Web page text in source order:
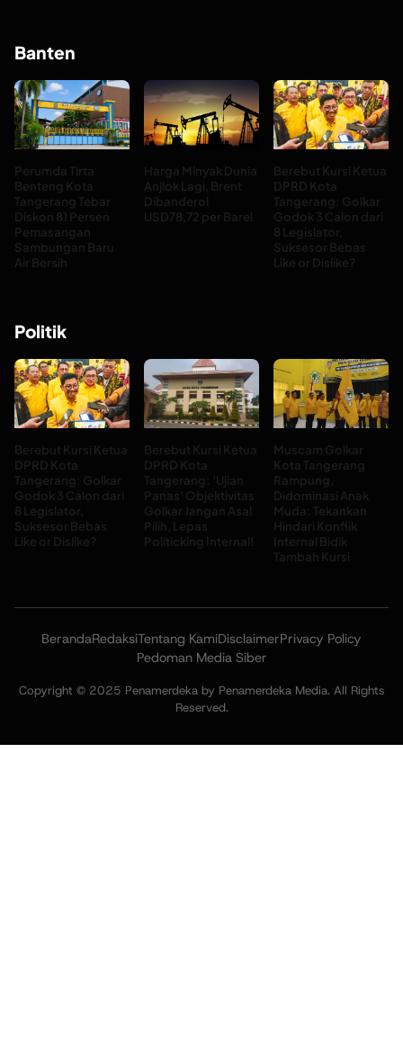
Banten
Perumda Tirta
Benteng Kota
Tangerang Tebar
Diskon 81 Persen
Pemasangan
Sambungan Baru
Air Bersih
Harga Minyak Dunia
Anjlok Lagi, Brent
Dibanderol
USD78,72 per Barel
Berebut Kursi Ketua
DPRD Kota
Tangerang: Golkar
Godok 3 Calon dari
8 Legislator,
Suksesor Bebas
Like or Dislike?
Politik
Berebut Kursi Ketua
DPRD Kota
Tangerang: Golkar
Godok 3 Calon dari
8 Legislator,
Suksesor Bebas
Like or Dislike?
Berebut Kursi Ketua
DPRD Kota
Tangerang: ‘Ujian
Panas’ Objektivitas
Golkar Jangan Asal
Pilih, Lepas
Politicking Internal!
Muscam Golkar
Kota Tangerang
Rampung,
Didominasi Anak
Muda: Tekankan
Hindari Konflik
Internal Bidik
Tambah Kursi
BerandaRedaksiTentang KamiDisclaimerPrivacy Policy
Pedoman Media Siber
Copyright © 2025 Penamerdeka by Penamerdeka Media. All Rights
Reserved.